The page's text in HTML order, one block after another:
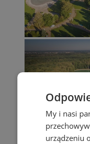
My i nasi
urządzeniu